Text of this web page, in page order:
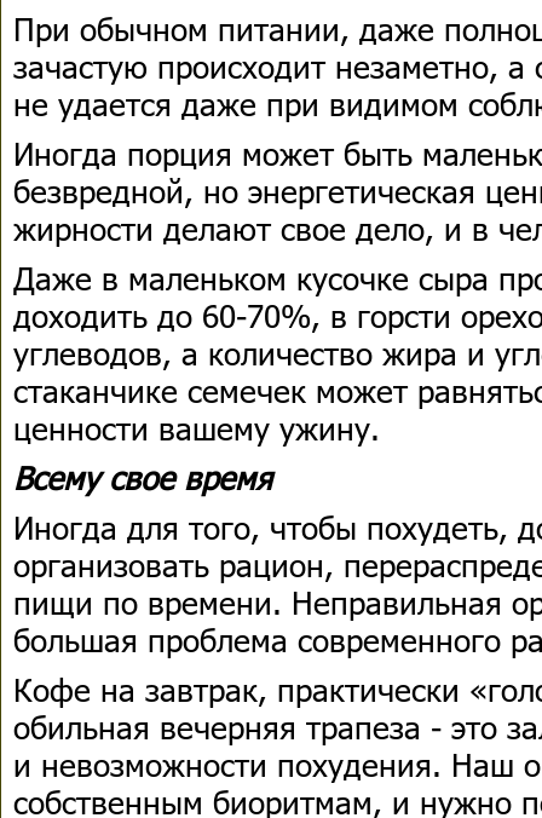
При обычном питании, даже
зачастую происходит незаметно,
не удается даже при видимом
Иногда порция может быть
безвредной, но энергетическая
жирности делают свое дело, и в
Даже в маленьком кусочке сыра
доходить до 60-70%, в горсти
углеводов, а количество жира и
стаканчике семечек может
ценности вашему ужину.
Всему свое время
Иногда для того, чтобы похудеть,
организовать рацион,
пищи по времени. Неправильная
большая проблема современного
Кофе на завтрак, практически
обильная вечерняя трапеза - это
и невозможности похудения. Наш
собственным биоритмам, и нужно